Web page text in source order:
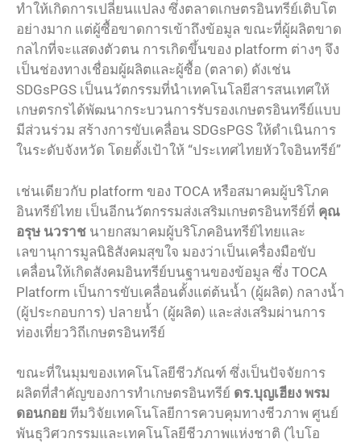
ทำให้เกิดการเปลี่ยนแปลง ซึ่งตลาดเกษตรอินทรีย์เติบโต
อย่างมาก แต่ผู้ซื้อขาดการเข้าถึงข้อมูล ขณะที่ผู้ผลิตขาด
กลไกที่จะแสดงตัวตน การเกิดขึ้นของ platform ต่างๆ จึง
เป็นช่องทางเชื่อมผู้ผลิตและผู้ซื้อ (ตลาด) ดังเช่น
SDGsPGS เป็นนวัตกรรมที่นำเทคโนโลยีสารสนเทศให้
เกษตรกรได้พัฒนากระบวนการรับรองเกษตรอินทรีย์แบบ
มีส่วนร่วม สร้างการขับเคลื่อน SDGsPGS ให้ดำเนินการ
ในระดับจังหวัด โดยตั้งเป้าให้ “ประเทศไทยหัวใจอินทรีย์”
เช่นเดียวกับ platform ของ TOCA หรือสมาคมผู้บริโภค
อินทรีย์ไทย เป็นอีกนวัตกรรมส่งเสริมเกษตรอินทรีย์ที่ คุณ
อรุษ นวราช นายกสมาคมผู้บริโภคอินทรีย์ไทยและ
เลขานุการมูลนิธิสังคมสุขใจ มองว่าเป็นเครื่องมือขับ
เคลื่อนให้เกิดสังคมอินทรีย์บนฐานของข้อมูล ซึ่ง TOCA
Platform เป็นการขับเคลื่อนตั้งแต่ต้นน้ำ (ผู้ผลิต) กลางน้ำ
(ผู้ประกอบการ) ปลายน้ำ (ผู้ผลิต) และส่งเสริมผ่านการ
ท่องเที่ยววิถีเกษตรอินทรีย์
ขณะที่ในมุมของเทคโนโลยีชีวภัณฑ์ ซึ่งเป็นปัจจัยการ
ผลิตที่สำคัญของการทำเกษตรอินทรีย์ ดร.บุญเฮียง พรม
ดอนกอย ทีมวิจัยเทคโนโลยีการควบคุมทางชีวภาพ ศูนย์
พันธุวิศวกรรมและเทคโนโลยีชีวภาพแห่งชาติ (ไบโอ